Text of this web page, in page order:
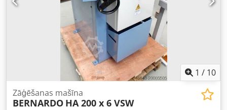
1 / 10
Zāģēšanas mašīna
BERNARDO HA 200 x 6 VSW